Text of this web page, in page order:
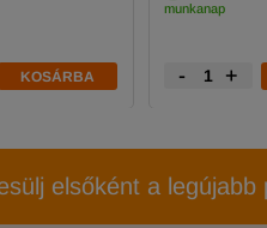
KOSÁRBA
munkanap
- +
elsőként a